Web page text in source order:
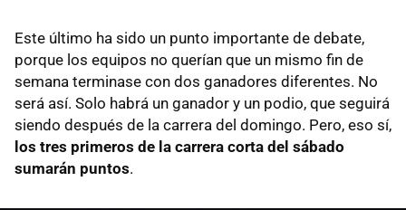
Este último ha sido un punto importante de debate,
porque los equipos no querían que un mismo fin de
semana terminase con dos ganadores diferentes. No
será así. Solo habrá un ganador y un podio, que seguirá
siendo después de la carrera del domingo. Pero, eso sí,
los tres primeros de la carrera corta del sábado
sumarán puntos.